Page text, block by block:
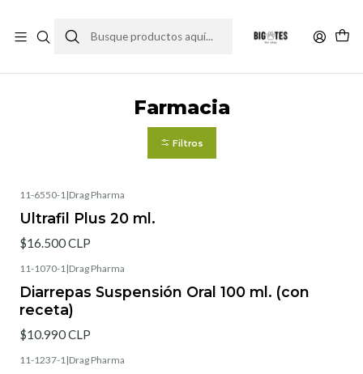
Farmacia
Filtros
11-6550-1 |Drag Pharma
Ultrafil Plus 20 ml.
$16.500 CLP
11-1070-1 |Drag Pharma
Diarrepas Suspensión Oral 100 ml. (con
receta)
$10.990 CLP
11-1237-1|Drag Pharma